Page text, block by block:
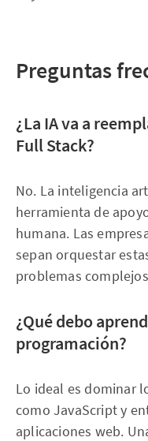
Preguntas
¿La IA va a
Full Stack?
No. La inteligencia
herramienta de
humana. Las
sepan orquestar
problemas
¿Qué debo
programación?
Lo ideal es dominar
como JavaScript y
aplicaciones web.